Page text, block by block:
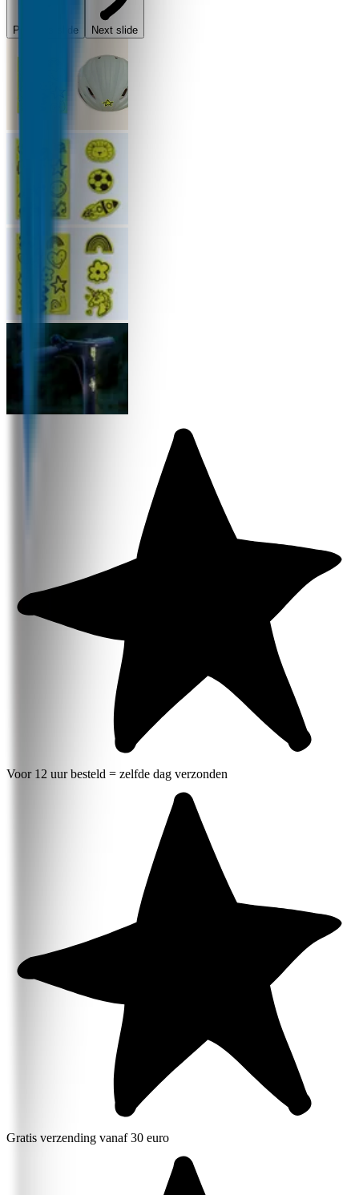
Previous slide Next slide
Voor 12 uur besteld = zelfde dag verzonden
Gratis verzending vanaf 30 euro